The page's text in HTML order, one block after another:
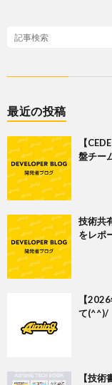
最近の投稿
【
盤チー
技術共
をレポ
【
て(^^)/
【技